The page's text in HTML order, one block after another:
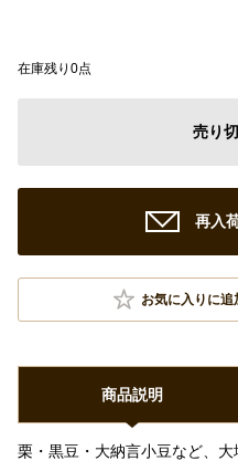
在庫残り0点
売り
再入
お気に入りに追
商品説明
栗・黒豆・大納言小豆など、